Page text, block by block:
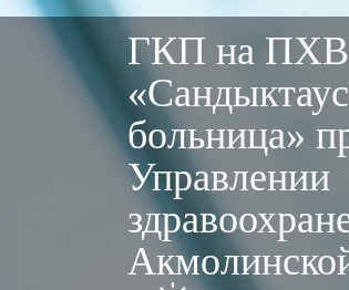
ГКП на ПХВ
больница»
Управлении